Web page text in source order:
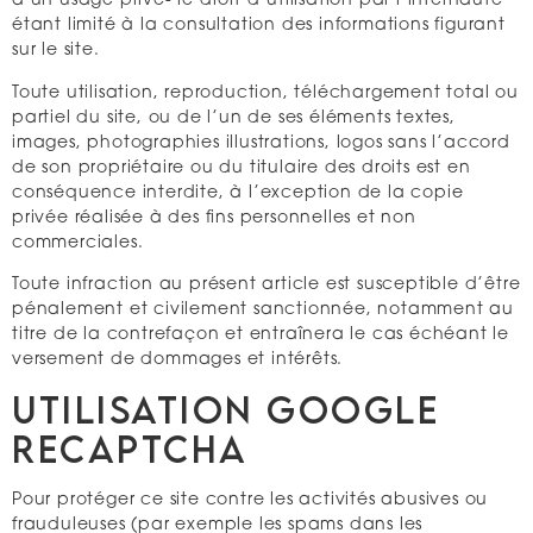
étant limité à la consultation des informations figurant
sur le site.
Toute utilisation, reproduction, téléchargement total ou
partiel du site, ou de l’un de ses éléments textes,
images, photographies illustrations, logos sans l’accord
de son propriétaire ou du titulaire des droits est en
conséquence interdite, à l’exception de la copie
privée réalisée à des fins personnelles et non
commerciales.
Toute infraction au présent article est susceptible d’être
pénalement et civilement sanctionnée, notamment au
titre de la contrefaçon et entraînera le cas échéant le
versement de dommages et intérêts.
Utilisation Google
ReCAPTCHA
Pour protéger ce site contre les activités abusives ou
frauduleuses (par exemple les spams dans les